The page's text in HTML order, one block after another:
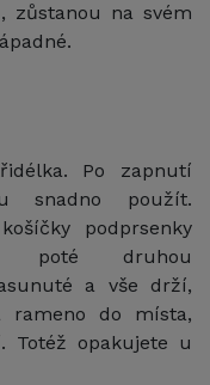
zůstanou na svém
Po zapnutí
snadno použít.
podprsenky
poté druhou
a vše drží,
rameno do místa,
Totéž opakujete u